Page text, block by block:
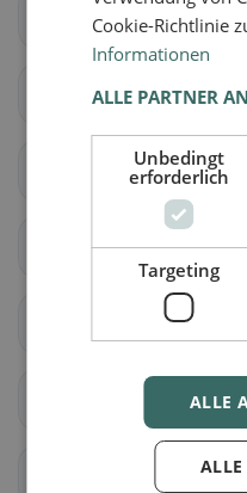
La Sagne
Le Cerneux-Péquignot
Cornaux
Cookie-Richtlinie
Informationen
ALLE PARTNER
Unbedingt
erforderlich
Targeting
ALLE